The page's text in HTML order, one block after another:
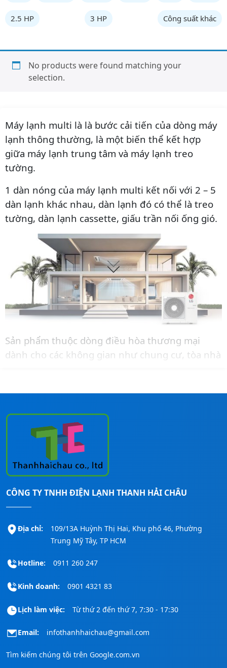
2.5 HP 3 HP Công suất khác
No products were found matching your
selection.
Máy lạnh multi là là bước cải tiến của dòng máy
lạnh thông thường, là một biến thể kết hợp
giữa máy lạnh trung tâm và máy lạnh treo
tường.
1 dàn nóng của máy lạnh multi kết nối với 2 – 5
dàn lạnh khác nhau, dàn lạnh đó có thể là treo
tường, dàn lạnh cassette, giấu trần nối ống gió.
Sản phẩm thuộc dòng điều hòa thương mại
dành cho các không gian như chung cư, tòa nhà
tư vấn thêm và báo giá lắp đặt cho công trình.
CÔNG TY TNHH ĐIỆN LẠNH THANH HẢI CHÂU
Địa chỉ:
109/13A Huỳnh Thị Hai, Khu phố 46, Phường
Trung Mỹ Tây, TP HCM
Hotline: 0911 260 247
Kinh doanh: 0901 4321 83
Lịch làm việc: Từ thứ 2 đến thứ 7, 7:30 - 17:30
Email: infothanhhaichau@gmail.com
Tìm kiếm chúng tôi trên Google.com.vn